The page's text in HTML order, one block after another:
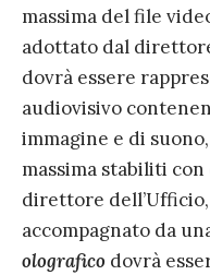
massima del file
adottato dal
dovrà essere
audiovisivo
immagine e di
massima stabiliti
direttore
accompagnato da
olografico dovrà